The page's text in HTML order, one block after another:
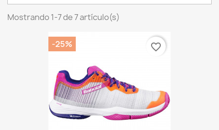
Mostrando 1-7 de 7 artículo(s)
-25% favorite_border